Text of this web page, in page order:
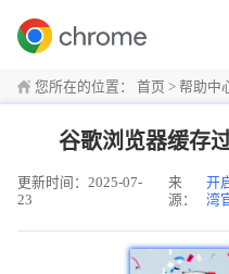
您所在的位置： 首页 > 帮助中
谷歌浏览器缓存
更新时间：2025-07-
23
来
源：
开
湾